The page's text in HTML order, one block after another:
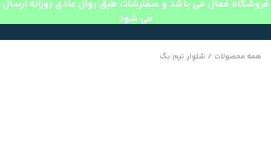
فروشگاه فعال می باشد و سفارشات طبق روال عادی روزانه ارسال
می شود
همه محصولات / شلوار نیم بگ